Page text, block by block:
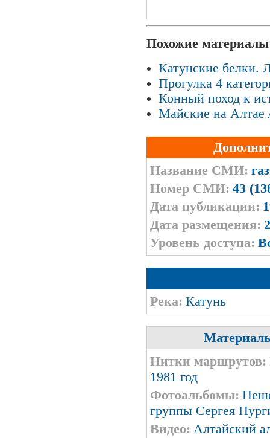
Похожие материалы
Катунские белки.
Прогулка 4
Конный поход к
Майские на Алтае
Название СМИ:
Номер СМИ: 43
Дата публикации:
Дата размещения:
Уровень доступа:
Река: Катунь
Нитки маршрутов:
1981 год
Фотоальбомы:
группы Сергея
Видео: Алтайский